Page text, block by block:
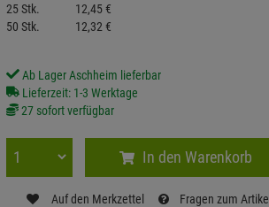
25 Stk.
12,45€
50 Stk.
12,32 €
Ab Lager Aschheim lieferbar
Lieferzeit: 1-3 Werktage
27 sofort verfügbar
In den Warenkorb
Auf den Merkzettel Fragen zum Artikel